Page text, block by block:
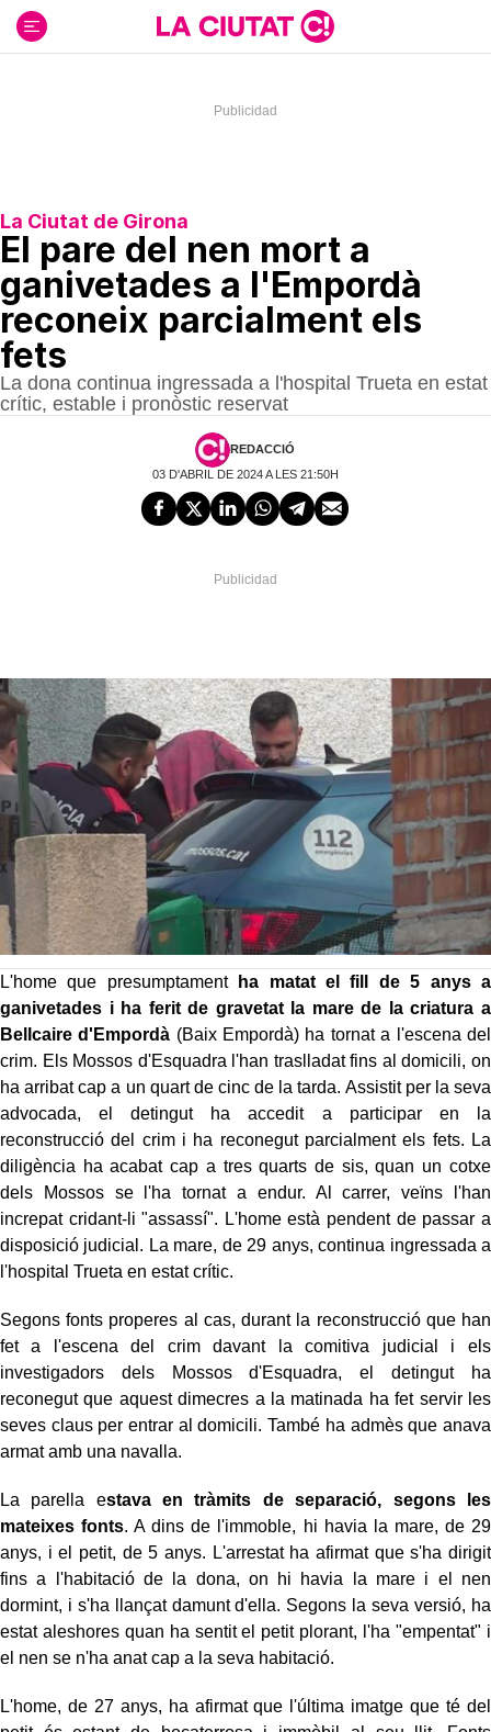
contenido
La Ciutat de Girona
El pare del nen mort a
ganivetades a l'Empordà
reconeix parcialment els
fets
La dona continua ingressada a l'hospital Trueta en estat
crític, estable i pronòstic reservat
REDACCIÓ
03 D'ABRIL DE 2024 A LES 21:50H
L'home que presumptament
ha matat el fill de 5 anys a
ganivetades i ha ferit de gravetat la mare de la criatura a
Bellcaire d'Empordà (Baix Empordà) ha tornat a l'escena del
crim. Els Mossos d'Esquadra l'han traslladat fins al domicili, on
ha arribat cap a un quart de cinc de la tarda. Assistit per la seva
advocada, el detingut ha accedit a participar en la
reconstrucció del crim i ha reconegut parcialment els fets. La
diligència ha acabat cap a tres quarts de sis, quan un cotxe
dels Mossos se l'ha tornat a endur. Al carrer, veïns l'han
increpat cridant-li "assassí". L'home està pendent de passar a
disposició judicial. La mare, de 29 anys, continua ingressada a
l'hospital Trueta en estat crític.
Segons fonts properes al cas, durant la reconstrucció que han
fet a l'escena del crim davant la comitiva judicial i els
investigadors dels Mossos d'Esquadra, el detingut ha
reconegut que aquest dimecres a la matinada ha fet servir les
seves claus per entrar al domicili. També ha admès que anava
armat amb una navalla.
La parella estava en tràmits de separació, segons les
mateixes fonts. A dins de l'immoble, hi havia la mare, de 29
anys, i el petit, de 5 anys. L'arrestat ha afirmat que s'ha dirigit
fins a l'habitació de la dona, on hi havia la mare i el nen
dormint, i s'ha llançat damunt d'ella. Segons la seva versió, ha
estat aleshores quan ha sentit el petit plorant, l'ha "empentat" i
el nen se n'ha anat cap a la seva habitació.
L'home, de 27 anys, ha afirmat que l'última imatge que té del